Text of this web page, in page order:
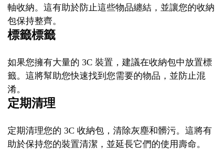
軸收納。這有助於防止這些物品纏結，並讓您的收納
包保持整齊。
標籤標籤
如果您擁有大量的 3C 裝置，建議在收納包中放置標
籤。這將幫助您快速找到您需要的物品，並防止混
淆。
定期清理
定期清理您的 3C 收納包，清除灰塵和髒污。這將有
助於保持您的裝置清潔，並延長它們的使用壽命。